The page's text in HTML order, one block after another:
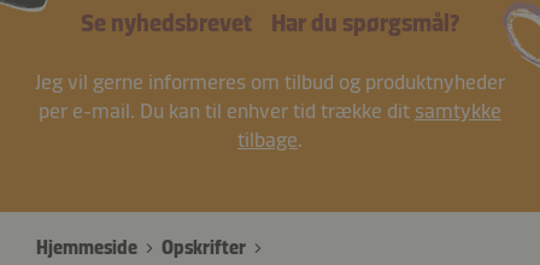
Se nyhedsbrevet Har du spørgsmål?
Jeg vil gerne informeres om tilbud og produktnyheder
per e-mail. Du kan til enhver tid trække dit samtykke
tilbage.
Hjemmeside
Opskrifter